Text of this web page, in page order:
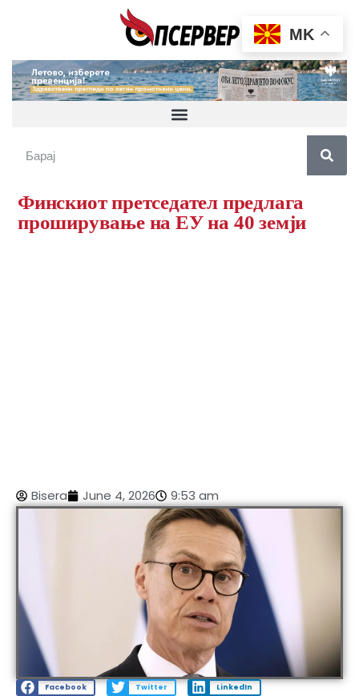
Финскиот претседател предлага
проширување на ЕУ на 40 земји
Bisera June 4, 2026 9:53 am
Facebook Twitter LinkedIn
MK